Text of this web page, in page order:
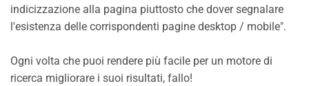
indicizzazione alla pagina piuttosto che dover segnalare
l'esistenza delle corrispondenti pagine desktop / mobile".
Ogni volta che puoi rendere più facile per un motore di
ricerca migliorare i suoi risultati, fallo!